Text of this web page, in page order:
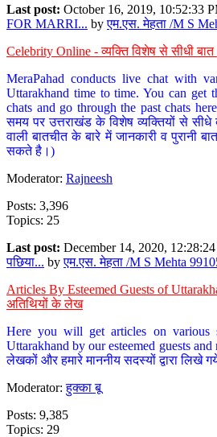
Last post: October 16, 2019, 10:52:33
FOR MARRI... byएम.एस. मेहता /M S
Celebrity Online - व्यक्ति विशेष से सीधी बात
MeraPahad conducts live chat with
Uttarakhand time to time. You can get
chats and go through the past chats
समय पर उत्तराखंड के विशेष व्यक्तियों से
वाली बातचीत के बारे में जानकारी व पुरानी
सकते है।)
Moderator: Rajneesh
Posts: 3,396
Topics: 25
Last post: December 14, 2020,
पछिया... byएम.एस. मेहता /M S Mehta
Articles By Esteemed Guests of
अतिथियों के लेख
Here you will get articles on various
Uttarakhand by our esteemed guests and
लेखकों और हमारे माननीय सदस्यों द्वारा लिखे
Moderator:हुक्का बू
Posts: 9,385
Topics: 29